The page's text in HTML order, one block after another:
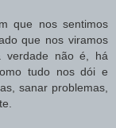
que nos sentimos
que nos viramos
verdade não é, há
tudo nos dói e
sanar problemas,